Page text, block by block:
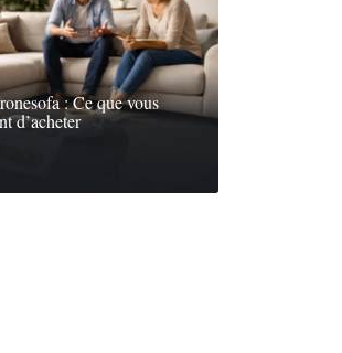
: Ce que vous
d’acheter